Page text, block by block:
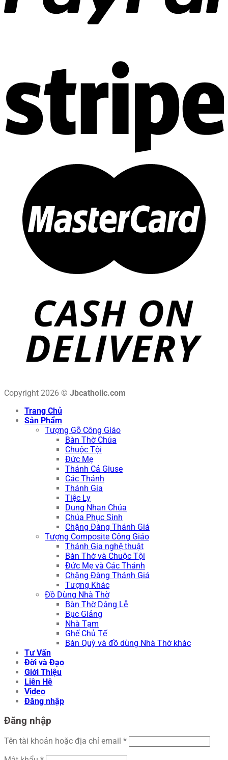
Copyright 2026 © Jbcatholic.com
Trang Chủ
Sản Phẩm
Tượng Gỗ Công Giáo
Bàn Thờ Chúa
Chuộc Tội
Đức Mẹ
Thánh Cả Giuse
Các Thánh
Thánh Gia
Tiệc Ly
Dung Nhan Chúa
Chúa Phục Sinh
Chặng Đàng Thánh Giá
Tượng Composite Công Giáo
Thánh Gia nghệ thuật
Bàn Thờ và Chuộc Tội
Đức Mẹ và Các Thánh
Chặng Đàng Thánh Giá
Tượng Khác
Đồ Dùng Nhà Thờ
Bàn Thờ Dâng Lễ
Bục Giảng
Nhà Tạm
Ghế Chủ Tế
Bàn Quỳ và đồ dùng Nhà Thờ khác
Tư Vấn
Đời và Đạo
Giới Thiệu
Liên Hệ
Video
Đăng nhập
Đăng nhập
Tên tài khoản hoặc địa chỉ email *